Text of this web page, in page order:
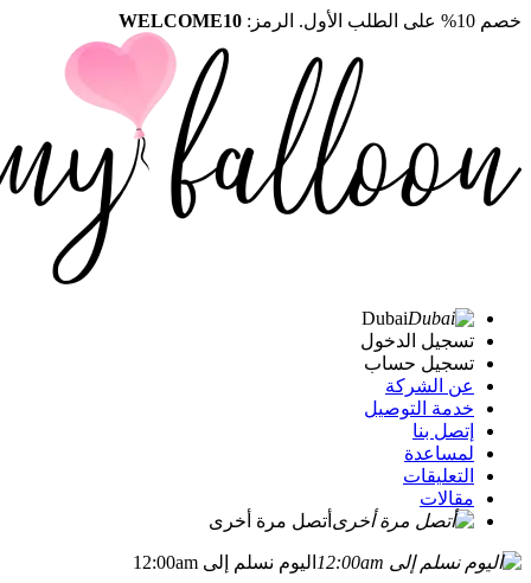
خصم 10% على الطلب الأول. الرمز: WELCOME10
Dubai
تسجيل الدخول
تسجيل حساب
عن الشركة
خدمة التوصيل
إتصل بنا
لمساعدة
التعليقات
مقالات
أتصل مرة أخرى
اليوم نسلم إلى 12:00am